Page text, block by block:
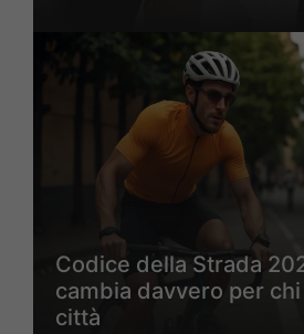
Codice della Strada
cambia davvero per
città